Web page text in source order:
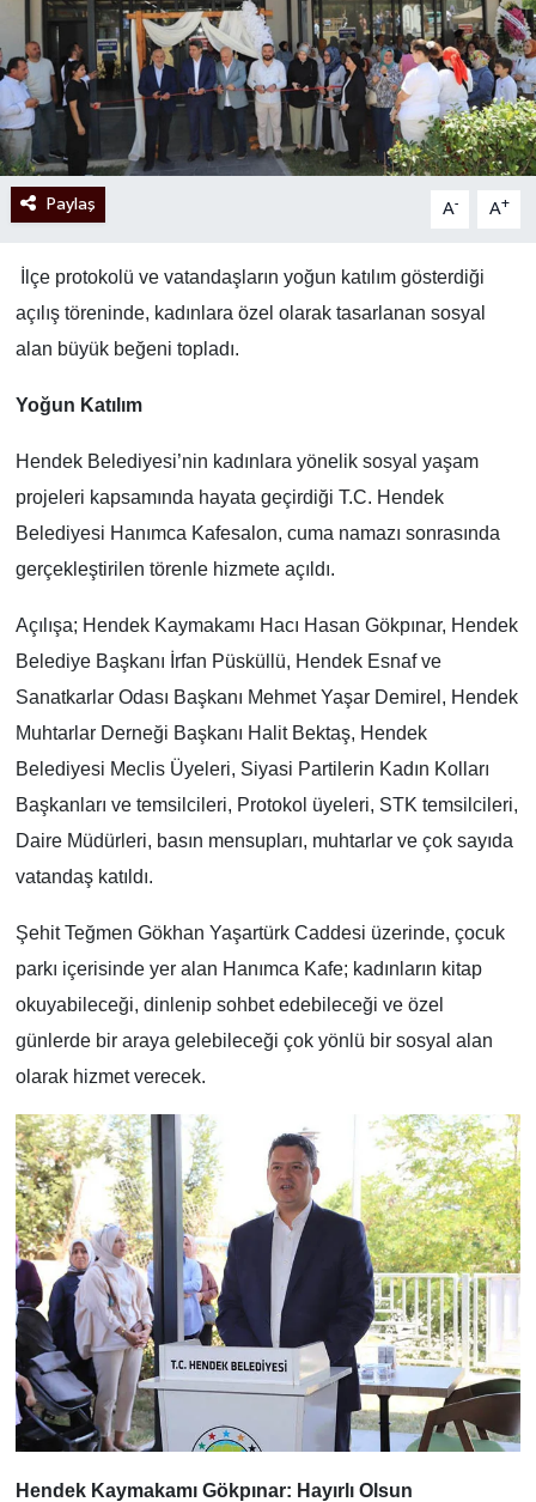
Paylaş A- A+
İlçe protokolü ve vatandaşların yoğun katılım gösterdiği
açılış töreninde, kadınlara özel olarak tasarlanan sosyal
alan büyük beğeni topladı.
Yoğun Katılım
Hendek Belediyesi’nin kadınlara yönelik sosyal yaşam
projeleri kapsamında hayata geçirdiği T.C. Hendek
Belediyesi Hanımca Kafesalon, cuma namazı sonrasında
gerçekleştirilen törenle hizmete açıldı.
Açılışa; Hendek Kaymakamı Hacı Hasan Gökpınar, Hendek
Belediye Başkanı İrfan Püsküllü, Hendek Esnaf ve
Sanatkarlar Odası Başkanı Mehmet Yaşar Demirel, Hendek
Muhtarlar Derneği Başkanı Halit Bektaş, Hendek
Belediyesi Meclis Üyeleri, Siyasi Partilerin Kadın Kolları
Başkanları ve temsilcileri, Protokol üyeleri, STK temsilcileri,
Daire Müdürleri, basın mensupları, muhtarlar ve çok sayıda
vatandaş katıldı.
Şehit Teğmen Gökhan Yaşartürk Caddesi üzerinde, çocuk
parkı içerisinde yer alan Hanımca Kafe; kadınların kitap
okuyabileceği, dinlenip sohbet edebileceği ve özel
günlerde bir araya gelebileceği çok yönlü bir sosyal alan
olarak hizmet verecek.
Hendek Kaymakamı Gökpınar: Hayırlı Olsun